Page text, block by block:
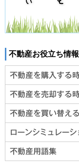
不動産お役立ち情報